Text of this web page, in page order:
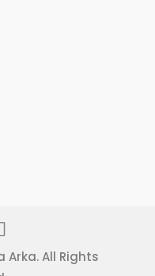
All Rights